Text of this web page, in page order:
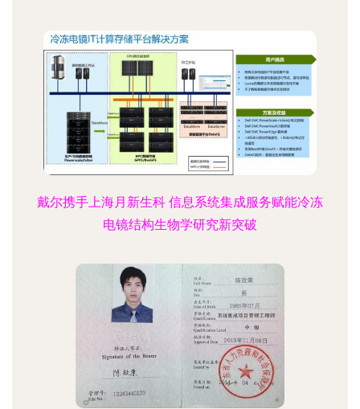
戴尔携手上海月新生科 信息系统集成服务赋能冷冻
电镜结构生物学研究新突破